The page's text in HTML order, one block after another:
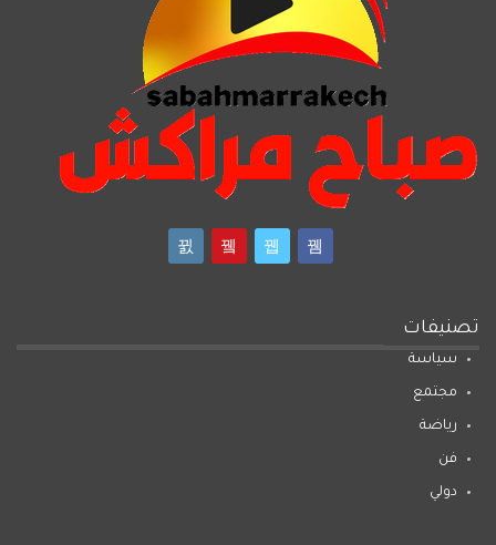
تصنيفات
سياسة
مجتمع
رياضة
فن
دولي